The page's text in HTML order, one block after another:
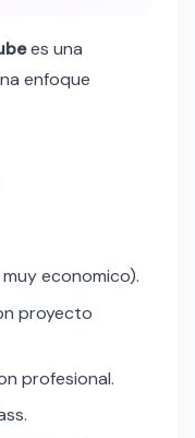
es una
enfoque
economico).
proyecto
profesional.